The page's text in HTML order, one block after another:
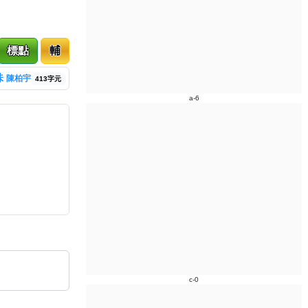
標點 輔
陳柏宇 413字元
a-6
c-0